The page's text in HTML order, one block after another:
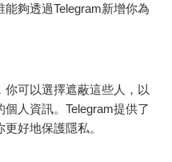
夠透過Telegram新增你為
可以選擇遮蔽這些人，以
人資訊。Telegram提供了
好地保護隱私。